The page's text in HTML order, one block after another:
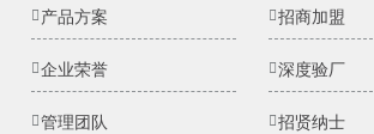
产品方案 招商加盟
企业荣誉 深度验厂
管理团队 招贤纳士